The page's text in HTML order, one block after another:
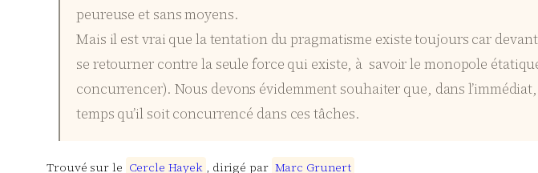
peureuse et sans moyens.
Mais il est vrai que la tentation du pragmatisme existe toujours car
se retourner contre la seule force qui existe, à savoir le monopole
concurrencer). Nous devons évidemment souhaiter que, dans
temps qu’il soit concurrencé dans ces tâches.
Trouvé sur le Cercle Hayek , dirigé par Marc Grunert